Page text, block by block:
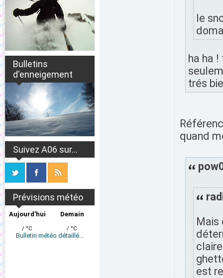
Bulletins
d'enneigement
Suivez A06 sur...
Prévisions météo
Aujourd'hui
/ °C
Demain
/ °C
Bulletin météo détaillé...
le
ha ha
trés
quand
Mais
est